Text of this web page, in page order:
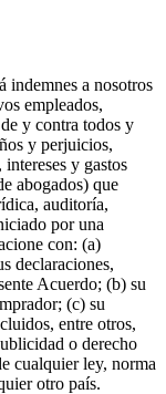
indemnes a nosotros
empleados,
y contra todos y
y perjuicios,
y gastos
abogados) que
auditoría,
por una
con: (a)
declaraciones,
Acuerdo; (b) su
(c) su
entre otros,
o derecho
cualquier ley, norma
otro país.